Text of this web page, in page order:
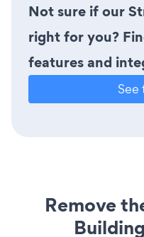
Not sure if our
right for you?
features and
See
Remove